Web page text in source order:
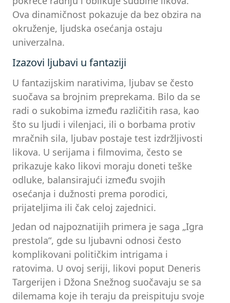
Ova dinamičnost pokazuje da bez obzira na
okruženje, ljudska osećanja ostaju
univerzalna.
Izazovi ljubavi u fantaziji
U fantazijskim narativima, ljubav se često
suočava sa brojnim preprekama. Bilo da se
radi o sukobima između različitih rasa, kao
što su ljudi i vilenjaci, ili o borbama protiv
mračnih sila, ljubav postaje test izdržljivosti
likova. U serijama i filmovima, često se
prikazuje kako likovi moraju doneti teške
odluke, balansirajući između svojih
osećanja i dužnosti prema porodici,
prijateljima ili čak celoj zajednici.
Jedan od najpoznatijih primera je saga „Igra
prestola“, gde su ljubavni odnosi često
komplikovani političkim intrigama i
ratovima. U ovoj seriji, likovi poput Deneris
Targerijen i Džona Snežnog suočavaju se sa
dilemama koje ih teraju da preispituju svoje